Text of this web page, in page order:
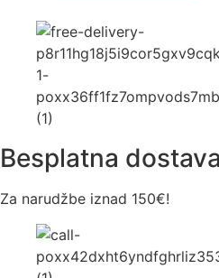
količina
Besplatna dostava
Za narudžbe iznad 150€!